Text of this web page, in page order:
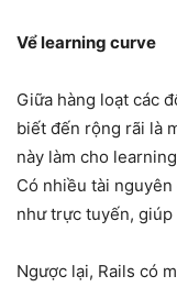
Vể learning curve
Giữa hàng loạt các
biết đến rộng rãi là
này làm cho
Có nhiều tài
như trực tuyến,
Ngược lại, Rails có